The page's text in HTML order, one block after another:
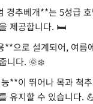
경추베개**는 5성급
제공합니다. 🛏️
**으로 설계되어, 여름
니다. 🌞❄️
**이 뛰어나 목과 척
유지할 수 있습니다.